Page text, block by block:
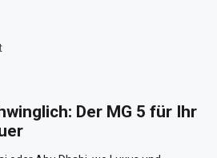
Der MG 5 für Ihr